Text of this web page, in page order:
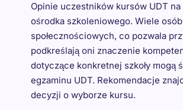
Opinie uczestników kursów UDT
ośrodka szkoleniowego. Wiele
społecznościowych, co pozwala
podkreślają oni znaczenie
dotyczące konkretnej szkoły
egzaminu UDT. Rekomendacje
decyzji o wyborze kursu.